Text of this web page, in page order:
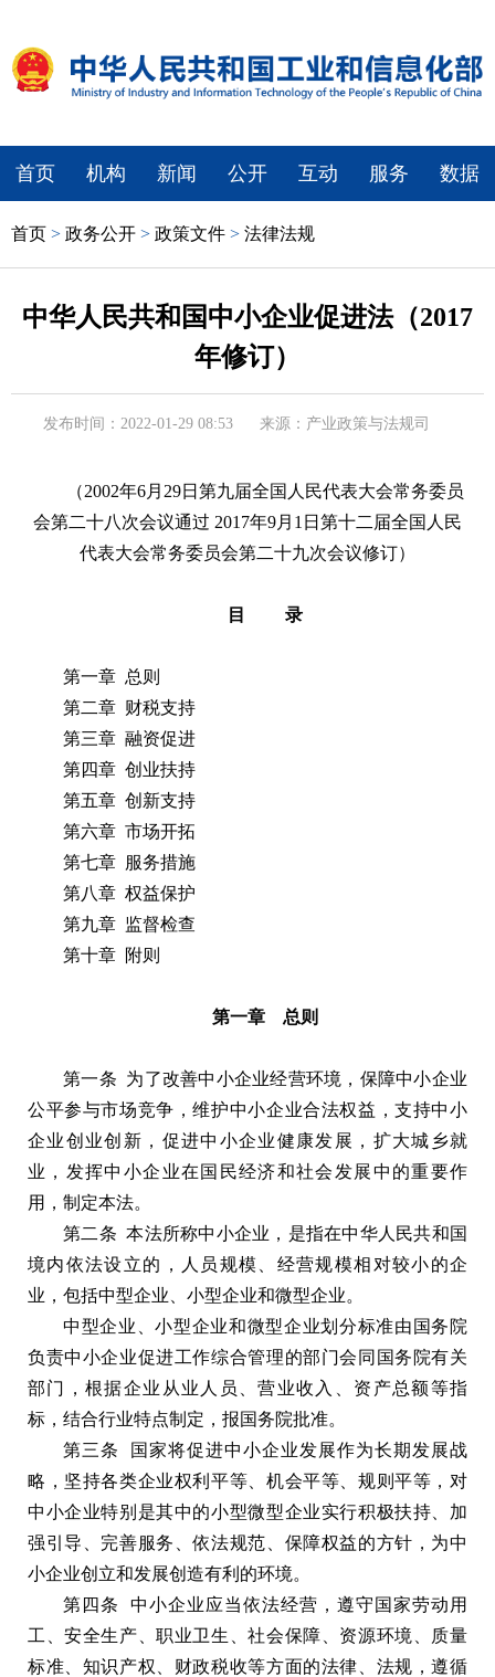
首页 机构 新闻 公开 互动 服务 数据
首页 > 政务公开 > 政策文件 > 法律法规
中华人民共和国中小企业促进法（2017
年修订）
发布时间：2022-01-29 08:53 来源：产业政策与法规司
（2002年6月29日第九届全国人民代表大会常务委员
会第二十八次会议通过 2017年9月1日第十二届全国人民
代表大会常务委员会第二十九次会议修订）
目 录
第一章 总则
第二章 财税支持
第三章 融资促进
第四章 创业扶持
第五章 创新支持
第六章 市场开拓
第七章 服务措施
第八章 权益保护
第九章 监督检查
第十章 附则
第一章 总则
第一条 为了改善中小企业经营环境，保障中小企业
公平参与市场竞争，维护中小企业合法权益，支持中小
企业创业创新，促进中小企业健康发展，扩大城乡就
业，发挥中小企业在国民经济和社会发展中的重要作
用，制定本法。
第二条 本法所称中小企业，是指在中华人民共和国
境内依法设立的，人员规模、经营规模相对较小的企
业，包括中型企业、小型企业和微型企业。
中型企业、小型企业和微型企业划分标准由国务院
负责中小企业促进工作综合管理的部门会同国务院有关
部门，根据企业从业人员、营业收入、资产总额等指
标，结合行业特点制定，报国务院批准。
第三条 国家将促进中小企业发展作为长期发展战
略，坚持各类企业权利平等、机会平等、规则平等，对
中小企业特别是其中的小型微型企业实行积极扶持、加
强引导、完善服务、依法规范、保障权益的方针，为中
小企业创立和发展创造有利的环境。
第四条 中小企业应当依法经营，遵守国家劳动用
工、安全生产、职业卫生、社会保障、资源环境、质量
标准、知识产权、财政税收等方面的法律、法规，遵循